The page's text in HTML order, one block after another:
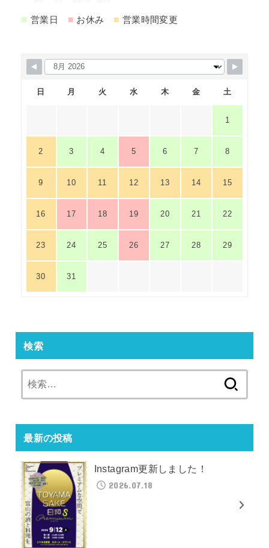
■ 営業日 ■ お休み ■ 営業時間変更
日 月 火 水 木 金 土
1
2 3 4 5 6 7 8
9 10 11 12 13 14 15
16 17 18 19 20 21 22
23 24 25 26 27 28 29
30 31
検索
索:
最新の投稿
Instagram更新しました！
2026.07.18